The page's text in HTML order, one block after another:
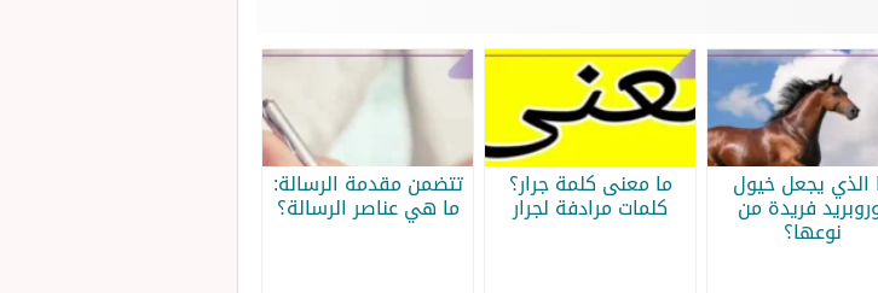
الذي يجعل خيول
فريدة من
نوعها؟
ما معنى كلمة جرار؟
كلمات مرادفة لجرار
تتضمن مقدمة الرسالة:
ما هي عناصر الرسالة؟